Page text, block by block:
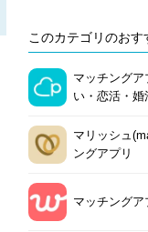
このカテゴリのおす
マッチング
い・恋活・婚
マリッシュ
ングアプリ
マッチング